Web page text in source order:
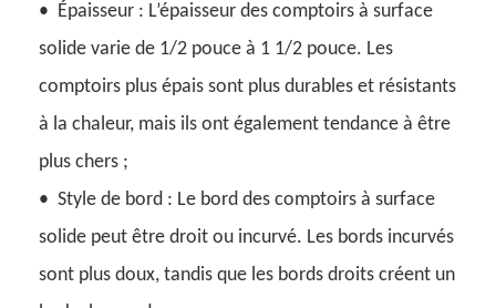
• Épaisseur : L’épaisseur des comptoirs à surface
solide varie de 1/2 pouce à 1 1/2 pouce. Les
comptoirs plus épais sont plus durables et résistants
à la chaleur, mais ils ont également tendance à être
plus chers ;
• Style de bord : Le bord des comptoirs à surface
solide peut être droit ou incurvé. Les bords incurvés
sont plus doux, tandis que les bords droits créent un